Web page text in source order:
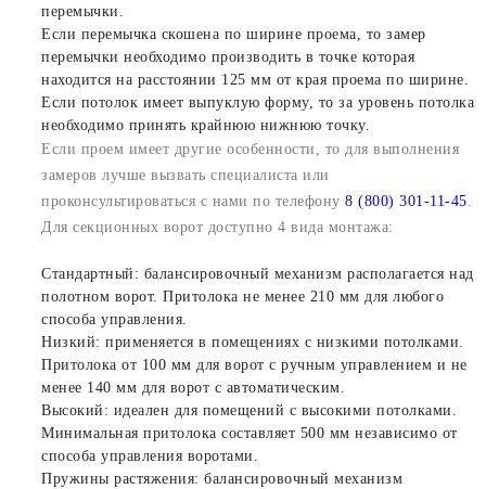
перемычки.
Если перемычка скошена по ширине проема, то замер
перемычки необходимо производить в точке которая
находится на расстоянии 125 мм от края проема по ширине.
Если потолок имеет выпуклую форму, то за уровень потолка
необходимо принять крайнюю нижнюю точку.
Если проем имеет другие особенности, то для выполнения
замеров лучше вызвать специалиста или
проконсультироваться с нами по телефону 8 (800) 301-11-45.
Для секционных ворот доступно 4 вида монтажа:
Стандартный: балансировочный механизм располагается над
полотном ворот. Притолока не менее 210 мм для любого
способа управления.
Низкий: применяется в помещениях с низкими потолками.
Притолока от 100 мм для ворот с ручным управлением и не
менее 140 мм для ворот с автоматическим.
Высокий: идеален для помещений с высокими потолками.
Минимальная притолока составляет 500 мм независимо от
способа управления воротами.
Пружины растяжения: балансировочный механизм